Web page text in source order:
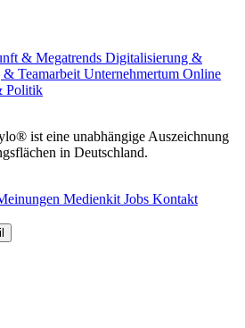
& Megatrends Digitalisierung &
Teamarbeit Unternehmertum Online
Politik
ist eine unabhängige Auszeichnung
in Deutschland.
Medienkit Jobs Kontakt